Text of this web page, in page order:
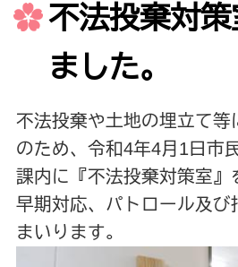
不法投棄対
ました。
不法投棄や土地の埋立て等
のため、令和4年4月1日市
課内に『不法投棄対策室』
早期対応、パトロール及び
まいります。